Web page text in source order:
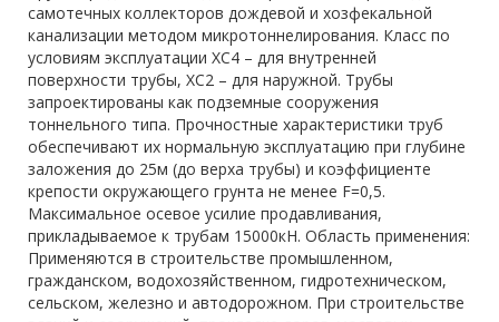
самотечных коллекторов дождевой и хозфекальной
канализации методом микротоннелирования. Класс по
условиям эксплуатации ХС4 – для внутренней
поверхности трубы, ХС2 – для наружной. Трубы
запроектированы как подземные сооружения
тоннельного типа. Прочностные характеристики труб
обеспечивают их нормальную эксплуатацию при глубине
заложения до 25м (до верха трубы) и коэффициенте
крепости окружающего грунта не менее F=0,5.
Максимальное осевое усилие продавливания,
прикладываемое к трубам 15000кН. Область применения:
Применяются в строительстве промышленном,
гражданском, водохозяйственном, гидротехническом,
сельском, железно и автодорожном. При строительстве